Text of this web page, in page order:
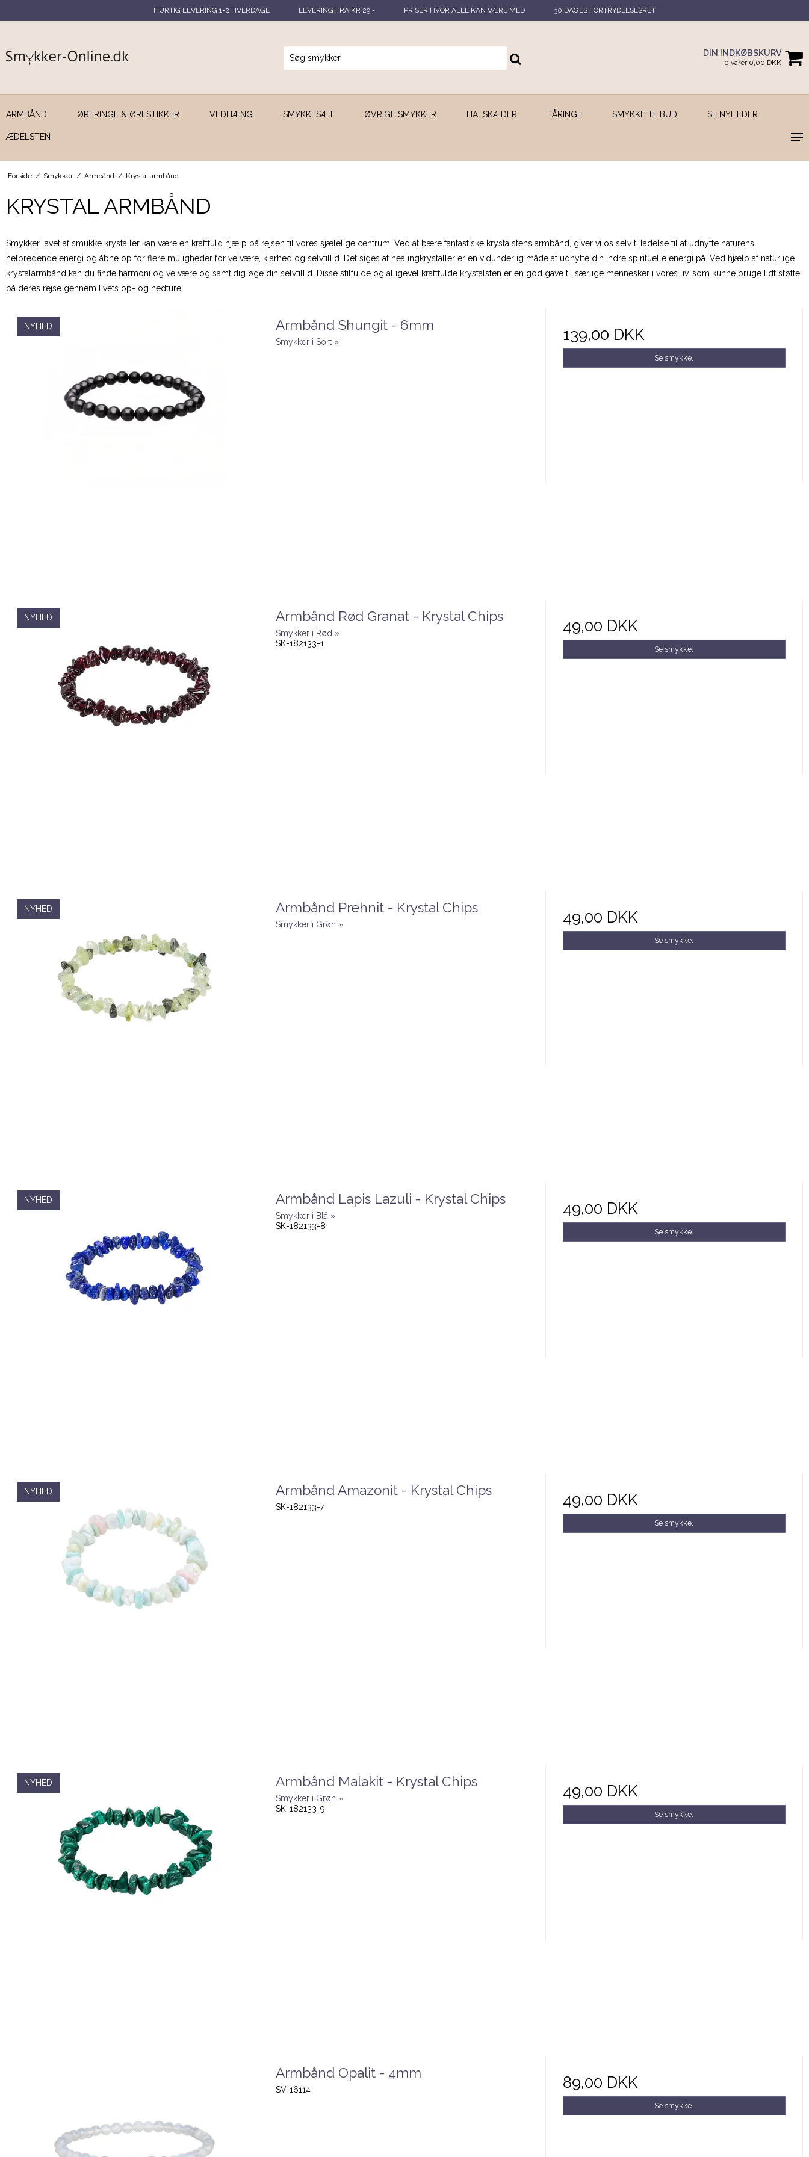
HURTIG LEVERING 1-2 HVERDAGE LEVERING FRA KR 29,- PRISER HVOR ALLE KAN VÆRE MED 30 DAGES FORTRYDELSESRET
DIN INDKØBSKURV
0 varer 0,00 DKK
ARMBÅND ØRERINGE & ØRESTIKKER VEDHÆNG SMYKKESÆT ØVRIGE SMYKKER HALSKÆDER TÅRINGE SMYKKE TILBUD SE NYHEDER
ÆDELSTEN
Forside / Smykker / Armbånd / Krystal armbånd
KRYSTAL ARMBÅND
Smykker lavet af smukke krystaller kan være en kraftfuld hjælp på rejsen til vores sjælelige centrum. Ved at bære fantastiske krystalstens armbånd, giver vi os selv tilladelse til at udnytte naturens
helbredende energi og åbne op for flere muligheder for velvære, klarhed og selvtillid. Det siges at healingkrystaller er en vidunderlig måde at udnytte din indre spirituelle energi på. Ved hjælp af naturlige
krystalarmbånd kan du finde harmoni og velvære og samtidig øge din selvtillid. Disse stilfulde og alligevel kraftfulde krystalsten er en god gave til særlige mennesker i vores liv, som kunne bruge lidt støtte
på deres rejse gennem livets op- og nedture!
NYHED Armbånd Shungit - 6mm
Smykker i Sort » 139,00 DKK
Se smykke.
NYHED Armbånd Rød Granat - Krystal Chips
Smykker i Rød »
SK-182133-1
49,00 DKK
Se smykke.
NYHED Armbånd Prehnit - Krystal Chips
Smykker i Grøn » 49,00 DKK
Se smykke.
NYHED Armbånd Lapis Lazuli - Krystal Chips
Smykker i Blå »
SK-182133-8
49,00 DKK
Se smykke.
NYHED Armbånd Amazonit - Krystal Chips
SK-182133-7 49,00 DKK
Se smykke.
NYHED Armbånd Malakit - Krystal Chips
Smykker i Grøn »
SK-182133-9
49,00 DKK
Se smykke.
Armbånd Opalit - 4mm
SV-16114 89,00 DKK
Se smykke.